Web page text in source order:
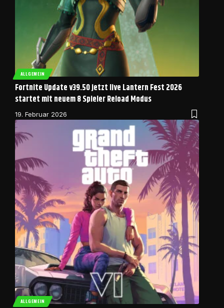
ALLGEMEIN
Fortnite Update v39.50 jetzt live Lantern Fest 2026
startet mit neuem 8 Spieler Reload Modus
19. Februar 2026
ALLGEMEIN